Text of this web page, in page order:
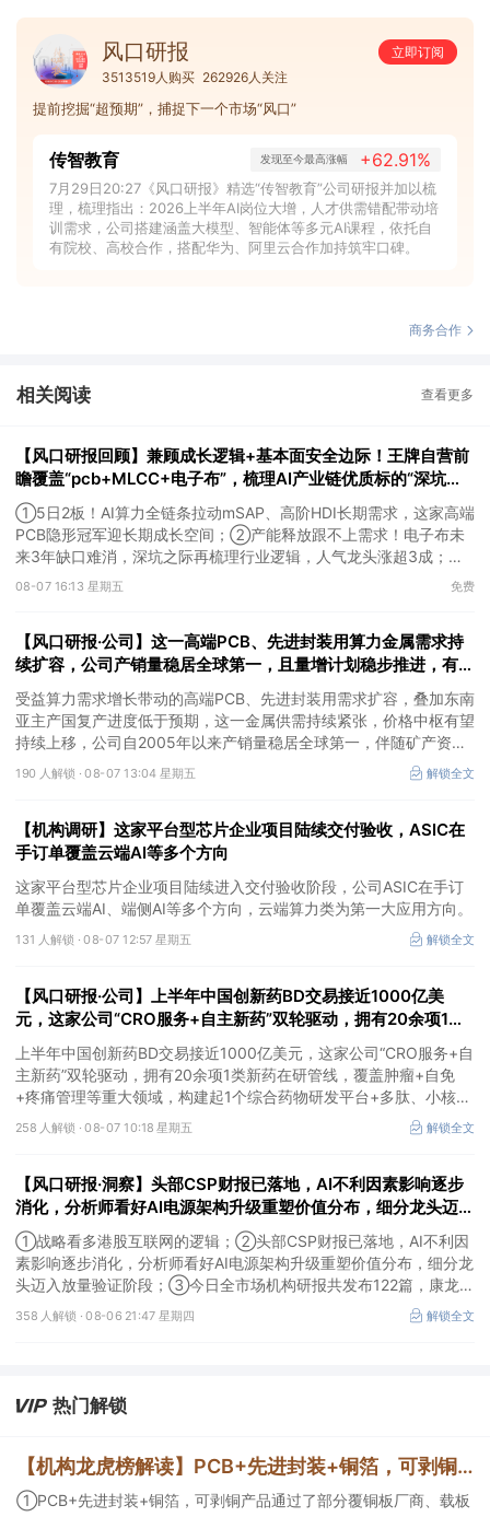
风口研报
立即订阅
3513519人购买 262926人关注
提前挖掘“超预期”，捕捉下一个市场“风口”
传智教育 发现至今最高涨幅 +62.91%
7月29日20:27《风口研报》精选“传智教育”公司研报并加以梳
理，梳理指出：2026上半年AI岗位大增，人才供需错配带动培
训需求，公司搭建涵盖大模型、智能体等多元AI课程，依托自
有院校、高校合作，搭配华为、阿里云合作加持筑牢口碑。
商务合作
相关阅读 查看更多
【风口研报回顾】兼顾成长逻辑+基本面安全边际！王牌自营前
瞻覆盖“pcb+MLCC+电子布”，梳理AI产业链优质标的“深坑起
跳”
①5日2板！AI算力全链条拉动mSAP、高阶HDI长期需求，这家高端
PCB隐形冠军迎长期成长空间；②产能释放跟不上需求！电子布未
来3年缺口难消，深坑之际再梳理行业逻辑，人气龙头涨超3成；
③AI服务器、机器人带动MLCC景气周期持续！这家公司扩产、涨
08-07 16:13 星期五 免费
【风口研报·公司】这一高端PCB、先进封装用算力金属需求持
续扩容，公司产销量稳居全球第一，且量增计划稳步推进，有望
充分受益价格上行
受益算力需求增长带动的高端PCB、先进封装用需求扩容，叠加东南
亚主产国复产进度低于预期，这一金属供需持续紧张，价格中枢有望
持续上移，公司自2005年以来产销量稳居全球第一，伴随矿产资源
产量增长与冶炼产能整合并举，公司市占率有望进一步提升，同时有
望充分受益金属价格上行。
190 人解锁 ·08-07 13:04 星期五 解锁全文
【机构调研】这家平台型芯片企业项目陆续交付验收，ASIC在
手订单覆盖云端AI等多个方向
这家平台型芯片企业项目陆续进入交付验收阶段，公司ASIC在手订
单覆盖云端AI、端侧AI等多个方向，云端算力类为第一大应用方向。
131 人解锁 ·08-07 12:57 星期五 解锁全文
【风口研报·公司】上半年中国创新药BD交易接近1000亿美
元，这家公司“CRO服务+自主新药”双轮驱动，拥有20余项1类
新药在研管线，覆盖肿瘤+自免+疼痛管理等重大领域
上半年中国创新药BD交易接近1000亿美元，这家公司“CRO服务+自
主新药”双轮驱动，拥有20余项1类新药在研管线，覆盖肿瘤+自免
+疼痛管理等重大领域，构建起1个综合药物研发平台+多肽、小核
酸、CGT、小分子4个创新技术平台，创新转型成果正逐步兑现。
258 人解锁 ·08-07 10:18 星期五 解锁全文
【风口研报·洞察】头部CSP财报已落地，AI不利因素影响逐步
消化，分析师看好AI电源架构升级重塑价值分布，细分龙头迈入
放量验证阶段；战略看多港股互联网的逻辑
①战略看多港股互联网的逻辑；②头部CSP财报已落地，AI不利因
素影响逐步消化，分析师看好AI电源架构升级重塑价值分布，细分龙
头迈入放量验证阶段；③今日全市场机构研报共发布122篇，康龙化
成、江淮汽车评级得到上调，9家公司获得首度覆盖，其中乔锋智能
获新财富分析师深度覆盖；④在个股机构关注度排行中，华峰化学
358 人解锁 ·08-06 21:47 星期四 解锁全文
热门解锁
【机构龙虎榜解读】PCB+先进封装+铜箔，可剥铜产品通过了部分覆铜板厂商、载板厂商及相关芯片终端的认证，持续获得小批量订单，主要应用场景包括芯片封装光模块用PCB，机构大额净买入这家公司
①PCB+先进封装+铜箔，可剥铜产品通过了部分覆铜板厂商、载板